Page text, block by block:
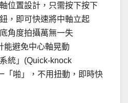
位置設計，只需按下按下
，即可快速將中軸立起
角度拍攝萬無一失
能避免中心軸晃動
統」(Quick-knock
「啪」，不用扭動，即時快